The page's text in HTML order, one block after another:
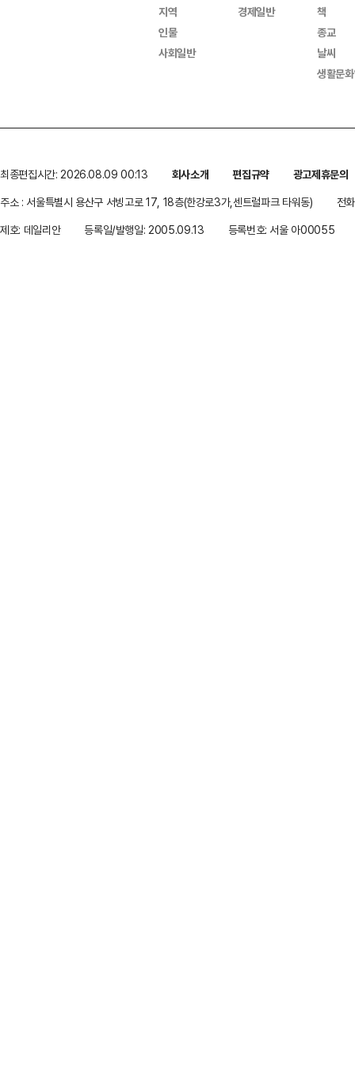
지역
인물
사회일반
경제일반
책
종교
날씨
생활문
최종편집시간: 2026.08.09 00:13 회사소개 편집규약
광고제휴문의
주소 : 서울특별시 용산구 서빙고로 17, 18층(한강로3가,센트럴파크 타워동)
전
제호: 데일리안
등록일/발행일: 2005.09.13 등록번호: 서울 아00055